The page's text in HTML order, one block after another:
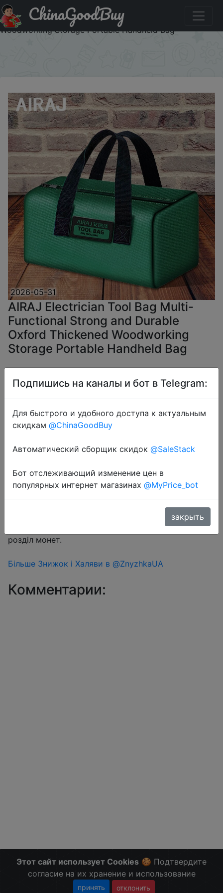
Купить по акции: AIRAJ Electrician Tool Bag Multi-
Functional Strong and Durable Oxford Thickened
Woodworking Storage Portable Handheld Bag
ChinaGoodBuy
2026-05-31
AIRAJ Electrician Tool Bag Multi-
Functional Strong and Durable
Oxford Thickened Woodworking
Storage Portable Handheld Bag
$3.04
Coins
Перейти в магазин
Знижка монетками 163 Coins у додатку через
розділ монет.
Більше Знижок і Халяви в @ZnyzhkaUA
Комментарии:
Этот сайт использует Cookies 🍪 Подтвердите
согласие на их хранение и использование
принять отклонить
Подпишись на каналы и бот в Telegram:
Для быстрого и удобного доступа к актуальным
скидкам @ChinaGoodBuy
Автоматический сборщик скидок @SaleStack
Бот отслеживающий изменение цен в
популярных интернет магазинах @MyPrice_bot
закрыть